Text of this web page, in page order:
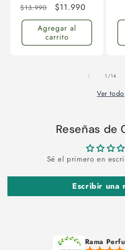
totales
Precio
habitual
$13.990
Precio
de
oferta
$11.990
Agregar al
carrito
1/de
14
Ver todo
Reseñas de
Sé el primero en
Escribir una
Rama